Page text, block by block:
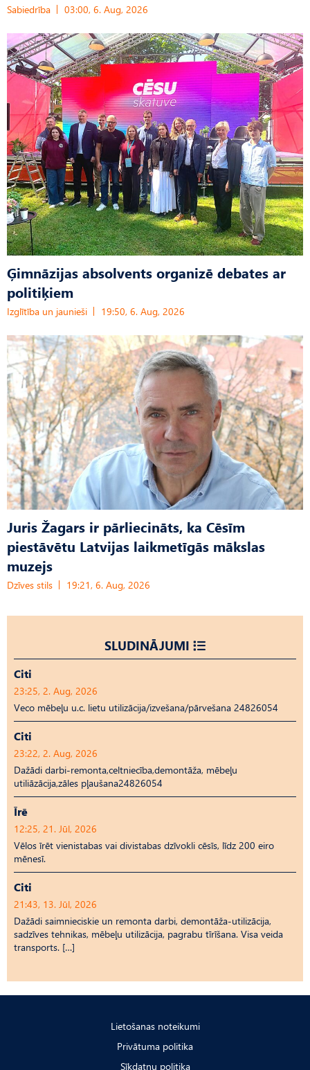
Sabiedrība 03:00, 6. Aug, 2026
Ģimnāzijas absolvents organizē debates ar
politiķiem
Izglītība un jaunieši 19:50, 6. Aug, 2026
Juris Žagars ir pārliecināts, ka Cēsīm
piestāvētu Latvijas laikmetīgās mākslas
muzejs
Dzīves stils 19:21, 6. Aug, 2026
SLUDINĀJUMI
Citi
23:25, 2. Aug, 2026
Veco mēbeļu u.c. lietu utilizācija/izvešana/pārvešana 24826054
Citi
23:22, 2. Aug, 2026
Dažādi darbi-remonta,celtniecība,demontāža, mēbeļu
utiliāzācija,zāles pļaušana24826054
Īrē
12:25, 21. Jūl, 2026
Vēlos īrēt vienistabas vai divistabas dzīvokli cēsīs, līdz 200 eiro
mēnesī.
Citi
21:43, 13. Jūl, 2026
Dažādi saimnieciskie un remonta darbi, demontāža-utilizācija,
sadzīves tehnikas, mēbeļu utilizācija, pagrabu tīrīšana. Visa veida
transports. […]
Lietošanas noteikumi
Privātuma politika
Sīkdatņu politika